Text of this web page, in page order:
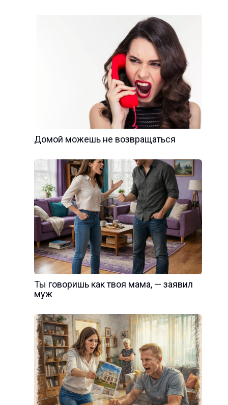
Домой можешь не возвращаться
Ты говоришь как твоя мама, — заявил
муж